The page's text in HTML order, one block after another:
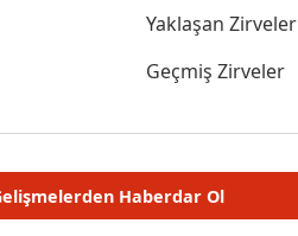
Yaklaşan Zirveler
Geçmiş Zirveler
Haberdar Ol